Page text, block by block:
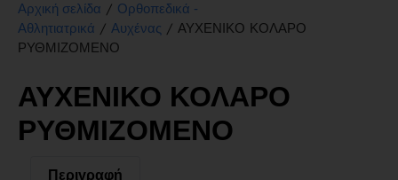
Αρχική σελίδα / Ορθοπεδικά -
Αθλητιατρικά / Αυχένας / ΑΥΧΕΝΙΚΟ ΚΟΛΑΡΟ
ΡΥΘΜΙΖΟΜΕΝΟ
ΑΥΧΕΝΙΚΟ ΚΟΛΑΡΟ
ΡΥΘΜΙΖΟΜΕΝΟ
Περιγραφή